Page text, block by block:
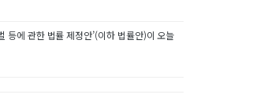
등에 관한 법률 제정안’(이하 법률안)이 오늘